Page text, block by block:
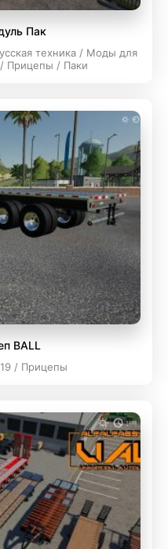
Пак
техника / Моды для
/ Прицепы / Паки
BALL
/ Прицепы